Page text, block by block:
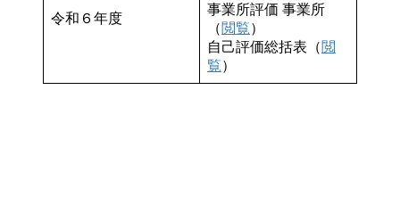
令和６年度
事業所評価 事業所
（閲覧）
自己評価総括表（閲
覧）